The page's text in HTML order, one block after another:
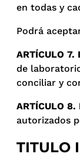
en todas y
Podrá
ARTÍCULO
de
conciliar y
ARTÍCULO
autorizados
TITULO